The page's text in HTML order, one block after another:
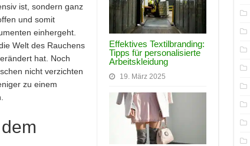
Effektives Textilbranding:
Tipps für personalisierte
Arbeitskleidung
19. März 2025
ist, sondern ganz
und somit
einhergeht.
Welt des Rauchens
hat. Noch
nicht verzichten
zu einem